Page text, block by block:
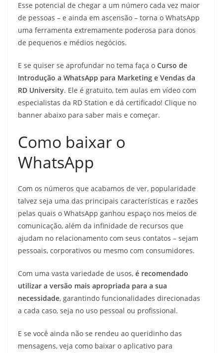
Esse potencial de chegar a um número cada vez maior
de pessoas – e ainda em ascensão – torna o WhatsApp
uma ferramenta extremamente poderosa para donos
de pequenos e médios negócios.
E se quiser se aprofundar no tema faça o Curso de
Introdução a WhatsApp para Marketing e Vendas da
RD University. Ele é gratuito, tem aulas em vídeo com
especialistas da RD Station e dá certificado! Clique no
banner abaixo para saber mais e começar.
Como baixar o
WhatsApp
Com os números que acabamos de ver, popularidade
talvez seja uma das principais características e razões
pelas quais o WhatsApp ganhou espaço nos meios de
comunicação, além da infinidade de recursos que
ajudam no relacionamento com seus contatos – sejam
pessoais, corporativos ou mesmo com consumidores.
Com uma vasta variedade de usos, é recomendado
utilizar a versão mais apropriada para a sua
necessidade, garantindo funcionalidades direcionadas
a cada caso, seja no uso pessoal ou profissional.
E se você ainda não se rendeu ao queridinho das
mensagens, veja como baixar o aplicativo para